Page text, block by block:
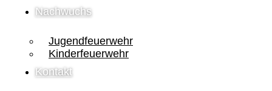
Nachwuchs
Jugendfeuerwehr
Kinderfeuerwehr
Kontakt